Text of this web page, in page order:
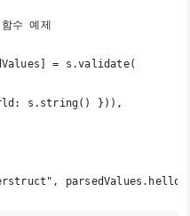
예제
= s.validate(
s.string() })),